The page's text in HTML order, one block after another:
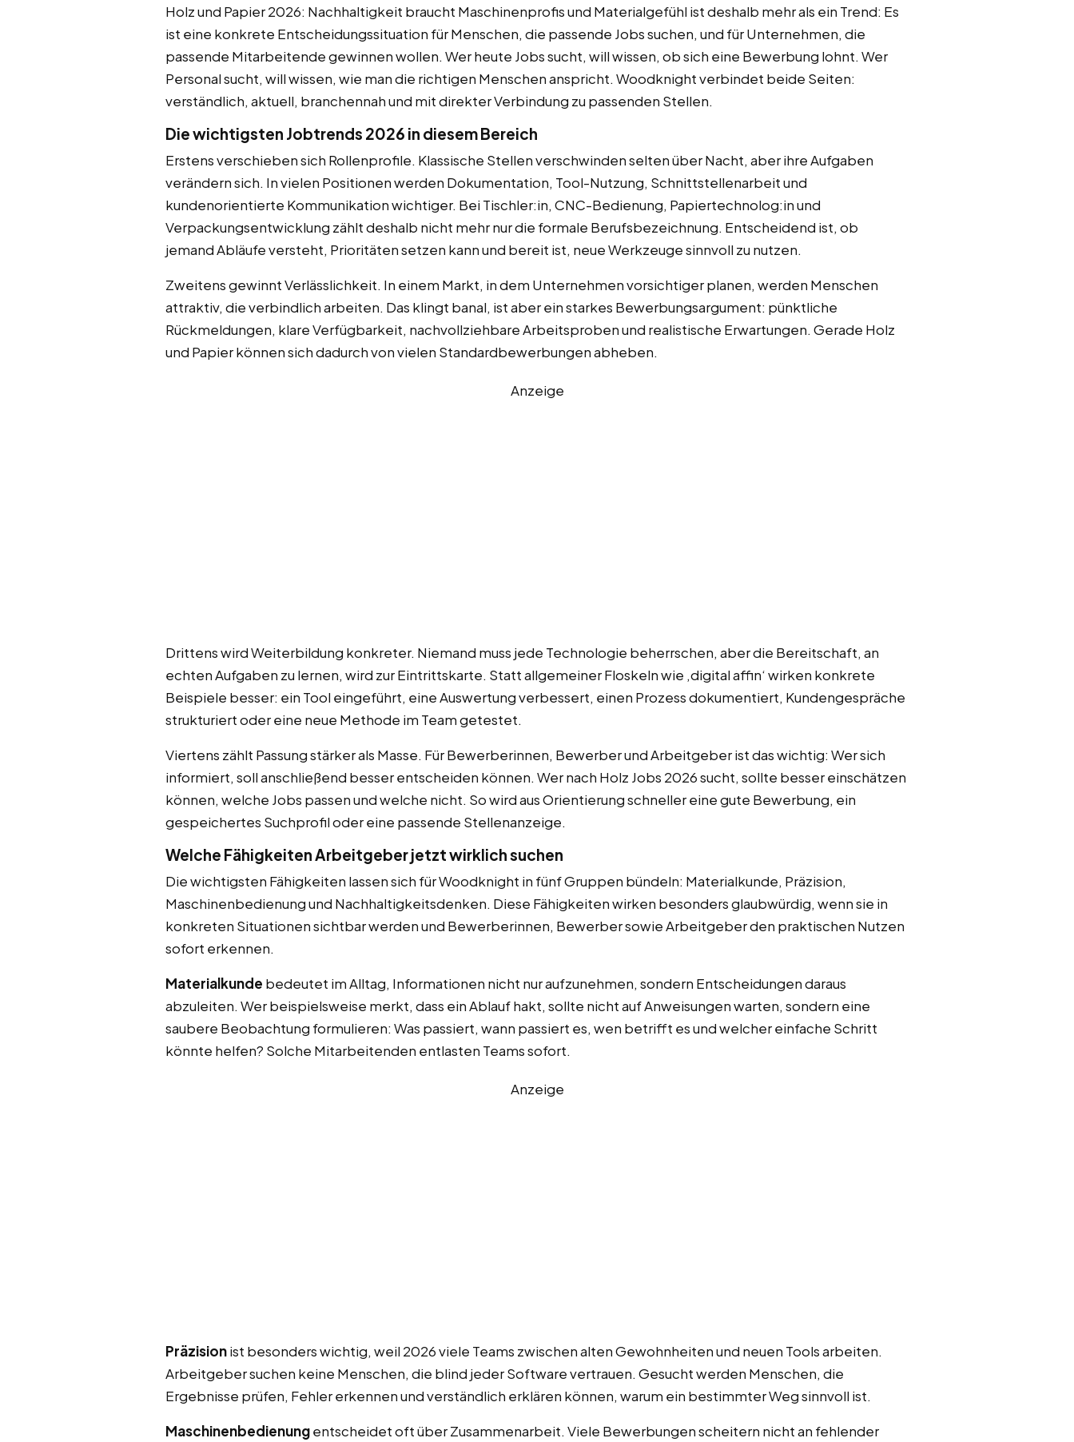
Holz und Papier 2026: Nachhaltigkeit braucht Maschinenprofis und Materialgefühl ist deshalb mehr als ein Trend: Es
ist eine konkrete Entscheidungssituation für Menschen, die passende Jobs suchen, und für Unternehmen, die
passende Mitarbeitende gewinnen wollen. Wer heute Jobs sucht, will wissen, ob sich eine Bewerbung lohnt. Wer
Personal sucht, will wissen, wie man die richtigen Menschen anspricht. Woodknight verbindet beide Seiten:
verständlich, aktuell, branchennah und mit direkter Verbindung zu passenden Stellen.
Die wichtigsten Jobtrends 2026 in diesem Bereich
Erstens verschieben sich Rollenprofile. Klassische Stellen verschwinden selten über Nacht, aber ihre Aufgaben
verändern sich. In vielen Positionen werden Dokumentation, Tool-Nutzung, Schnittstellenarbeit und
kundenorientierte Kommunikation wichtiger. Bei Tischler:in, CNC-Bedienung, Papiertechnolog:in und
Verpackungsentwicklung zählt deshalb nicht mehr nur die formale Berufsbezeichnung. Entscheidend ist, ob
jemand Abläufe versteht, Prioritäten setzen kann und bereit ist, neue Werkzeuge sinnvoll zu nutzen.
Zweitens gewinnt Verlässlichkeit. In einem Markt, in dem Unternehmen vorsichtiger planen, werden Menschen
attraktiv, die verbindlich arbeiten. Das klingt banal, ist aber ein starkes Bewerbungsargument: pünktliche
Rückmeldungen, klare Verfügbarkeit, nachvollziehbare Arbeitsproben und realistische Erwartungen. Gerade Holz
und Papier können sich dadurch von vielen Standardbewerbungen abheben.
Anzeige
Drittens wird Weiterbildung konkreter. Niemand muss jede Technologie beherrschen, aber die Bereitschaft, an
echten Aufgaben zu lernen, wird zur Eintrittskarte. Statt allgemeiner Floskeln wie ‚digital affin‘ wirken konkrete
Beispiele besser: ein Tool eingeführt, eine Auswertung verbessert, einen Prozess dokumentiert, Kundengespräche
strukturiert oder eine neue Methode im Team getestet.
Viertens zählt Passung stärker als Masse. Für Bewerberinnen, Bewerber und Arbeitgeber ist das wichtig: Wer sich
informiert, soll anschließend besser entscheiden können. Wer nach Holz Jobs 2026 sucht, sollte besser einschätzen
können, welche Jobs passen und welche nicht. So wird aus Orientierung schneller eine gute Bewerbung, ein
gespeichertes Suchprofil oder eine passende Stellenanzeige.
Welche Fähigkeiten Arbeitgeber jetzt wirklich suchen
Die wichtigsten Fähigkeiten lassen sich für Woodknight in fünf Gruppen bündeln: Materialkunde, Präzision,
Maschinenbedienung und Nachhaltigkeitsdenken. Diese Fähigkeiten wirken besonders glaubwürdig, wenn sie in
konkreten Situationen sichtbar werden und Bewerberinnen, Bewerber sowie Arbeitgeber den praktischen Nutzen
sofort erkennen.
Materialkunde bedeutet im Alltag, Informationen nicht nur aufzunehmen, sondern Entscheidungen daraus
abzuleiten. Wer beispielsweise merkt, dass ein Ablauf hakt, sollte nicht auf Anweisungen warten, sondern eine
saubere Beobachtung formulieren: Was passiert, wann passiert es, wen betrifft es und welcher einfache Schritt
könnte helfen? Solche Mitarbeitenden entlasten Teams sofort.
Anzeige
Präzisionist besonders wichtig, weil 2026 viele Teams zwischen alten Gewohnheiten und neuen Tools arbeiten.
Arbeitgeber suchen keine Menschen, die blind jeder Software vertrauen. Gesucht werden Menschen, die
Ergebnisse prüfen, Fehler erkennen und verständlich erklären können, warum ein bestimmter Weg sinnvoll ist.
Maschinenbedienungentscheidet oft über Zusammenarbeit. Viele Bewerbungen scheitern nicht an fehlender